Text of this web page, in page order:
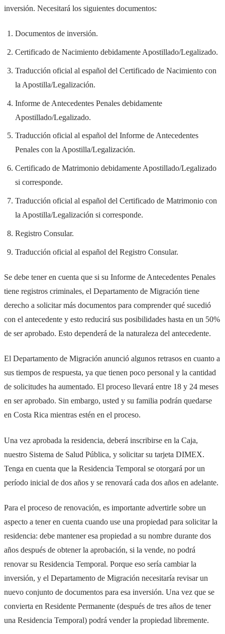
inversión. Necesitará los siguientes documentos:
Documentos de inversión.
Certificado de Nacimiento debidamente Apostillado/Legalizado.
Traducción oficial al español del Certificado de Nacimiento con
la Apostilla/Legalización.
Informe de Antecedentes Penales debidamente
Apostillado/Legalizado.
Traducción oficial al español del Informe de Antecedentes
Penales con la Apostilla/Legalización.
Certificado de Matrimonio debidamente Apostillado/Legalizado
si corresponde.
Traducción oficial al español del Certificado de Matrimonio con
la Apostilla/Legalización si corresponde.
Registro Consular.
Traducción oficial al español del Registro Consular.
Se debe tener en cuenta que si su Informe de Antecedentes Penales
tiene registros criminales, el Departamento de Migración tiene
derecho a solicitar más documentos para comprender qué sucedió
con el antecedente y esto reducirá sus posibilidades hasta en un 50%
de ser aprobado. Esto dependerá de la naturaleza del antecedente.
El Departamento de Migración anunció algunos retrasos en cuanto a
sus tiempos de respuesta, ya que tienen poco personal y la cantidad
de solicitudes ha aumentado. El proceso llevará entre 18 y 24 meses
en ser aprobado. Sin embargo, usted y su familia podrán quedarse
en Costa Rica mientras estén en el proceso.
Una vez aprobada la residencia, deberá inscribirse en la Caja,
nuestro Sistema de Salud Pública, y solicitar su tarjeta DIMEX.
Tenga en cuenta que la Residencia Temporal se otorgará por un
período inicial de dos años y se renovará cada dos años en adelante.
Para el proceso de renovación, es importante advertirle sobre un
aspecto a tener en cuenta cuando use una propiedad para solicitar la
residencia: debe mantener esa propiedad a su nombre durante dos
años después de obtener la aprobación, si la vende, no podrá
renovar su Residencia Temporal. Porque eso sería cambiar la
inversión, y el Departamento de Migración necesitaría revisar un
nuevo conjunto de documentos para esa inversión. Una vez que se
convierta en Residente Permanente (después de tres años de tener
una Residencia Temporal) podrá vender la propiedad libremente.